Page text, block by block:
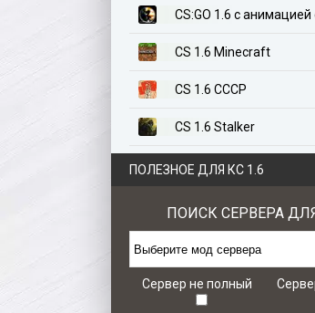
CS:GO 1.6 с
CS 1.6 Minecraft
CS 1.6 СССР
CS 1.6 Stalker
CS 1.6 Казахстан
CS 1.6 Retro edition
ПОЛЕЗНОЕ ДЛЯ КС 1.6
ПОИСК СЕРВЕРА
Сервер не полный